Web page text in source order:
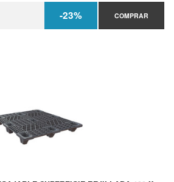
-23% COMPRAR